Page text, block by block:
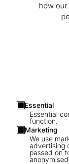
how
Essential
Essential
function.
Marketing
We use
advertising
passed on